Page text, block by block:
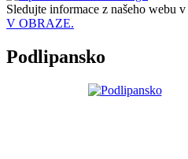
Sledujte informace z našeho webu v
V OBRAZE.
Podlipansko